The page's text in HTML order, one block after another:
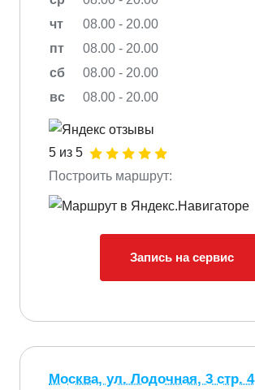
чт
08.00 - 20.00
пт
08.00 - 20.00
сб
08.00 - 20.00
вс
08.00 - 20.00
5 из 5
Построить маршрут:
Запись на сервис
Москва, ул. Лодочная, 3 стр. 4